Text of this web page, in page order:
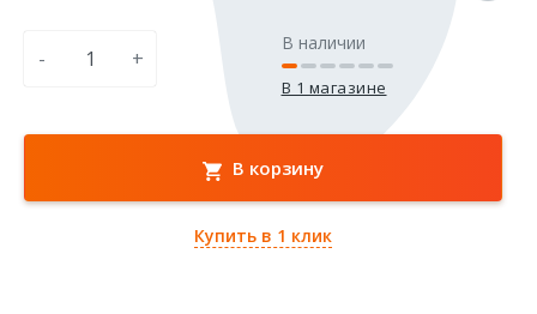
- +
В наличии
В 1 магазине
В корзину
Купить в 1 клик